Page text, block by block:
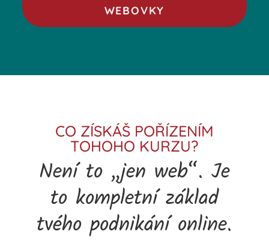
WEBOVKY
CO ZÍSKÁŠ POŘÍZENÍM
TOHOHO KURZU?
Není to „jen web“. Je
to kompletní základ
tvého podnikání online.